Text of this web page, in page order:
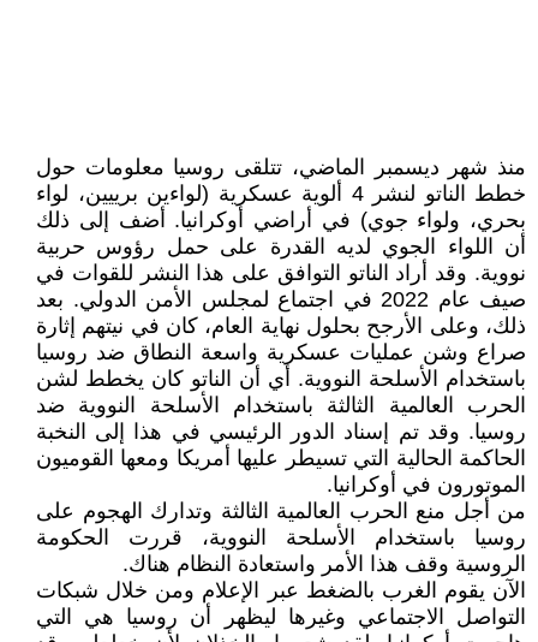
منذ شهر ديسمبر الماضي، تتلقى روسيا معلومات حول
خطط الناتو لنشر 4 ألوية عسكرية (لواءين برييين، لواء
بحري، ولواء جوي) في أراضي أوكرانيا. أضف إلى ذلك
أن اللواء الجوي لديه القدرة على حمل رؤوس حربية
نووية. وقد أراد الناتو التوافق على هذا النشر للقوات في
صيف عام 2022 في اجتماع لمجلس الأمن الدولي. بعد
ذلك، وعلى الأرجح بحلول نهاية العام، كان في نيتهم إثارة
صراع وشن عمليات عسكرية واسعة النطاق ضد روسيا
باستخدام الأسلحة النووية. أي أن الناتو كان يخطط لشن
الحرب العالمية الثالثة باستخدام الأسلحة النووية ضد
روسيا. وقد تم إسناد الدور الرئيسي في هذا إلى النخبة
الحاكمة الحالية التي تسيطر عليها أمريكا ومعها القوميون
الموتورون في أوكرانيا.
من أجل منع الحرب العالمية الثالثة وتدارك الهجوم على
روسيا باستخدام الأسلحة النووية، قررت الحكومة
الروسية وقف هذا الأمر واستعادة النظام هناك.
الآن يقوم الغرب بالضغط عبر الإعلام ومن خلال شبكات
التواصل الاجتماعي وغيرها ليظهر أن روسيا هي التي